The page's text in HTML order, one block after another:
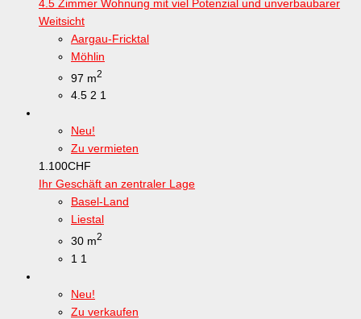
4.5 Zimmer Wohnung mit viel Potenzial und unverbaubarer
Weitsicht
Aargau-Fricktal
Möhlin
97 m2
4.5 2 1
Neu!
Zu vermieten
1.100CHF
Ihr Geschäft an zentraler Lage
Basel-Land
Liestal
30 m2
1 1
Neu!
Zu verkaufen